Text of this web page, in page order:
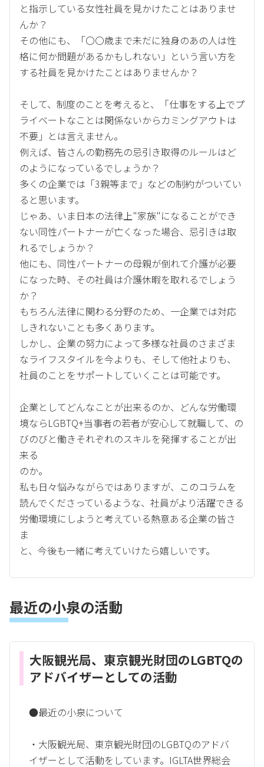
と指示している女性社員を見かけたことはありませ
んか？
その他にも、「〇〇歳まで未だに独身のあの人は性
格に何か問題があるかもしれない」という言い方を
する社員を見かけたことはありませんか？
そして、制度のことを考えると、「仕事をする上でプ
ライベートなことは関係ないからカミングアウトは
不要」とは言えません。
例えば、皆さんの勤務先の忌引き取得のルールはど
のようになっているでしょうか？
多くの企業では「3親等まで」などの制約がついてい
ると思います。
じゃあ、いま日本の法律上"家族"になることができ
ない同性パートナーが亡くなった場合、忌引きは取
れるでしょうか？
他にも、同性パートナーの母親が倒れて介護が必要
になった時、その社員は介護休暇を取れるでしょう
か？
もちろん法律に関わる分野のため、一企業では対応
しきれないことも多くあります。
しかし、企業の努力によって多様な社員のさまざま
なライフスタイルを今よりも、そして他社よりも、
社員のことをサポートしていくことは可能です。
企業としてどんなことが出来るのか、どんな労働環
境ならLGBTQ+当事者の若者が安心して就職して、の
びのびと働きそれぞれのスキルを発揮することが出
来る
のか。
私も日々悩みながらではありますが、このコラムを
読んでくださっているような、社員がより活躍できる
労働環境にしようと考えている熱意ある企業の皆さ
ま
と、今後も一緒に考えていけたら嬉しいです。
最近の小泉の活動
大阪観光局、東京観光財団のLGBTQの
アドバイザーとしての活動
●最近の小泉について
・大阪観光局、東京観光財団のLGBTQのアドバ
イザーとして活動をしています。IGLTA世界総会